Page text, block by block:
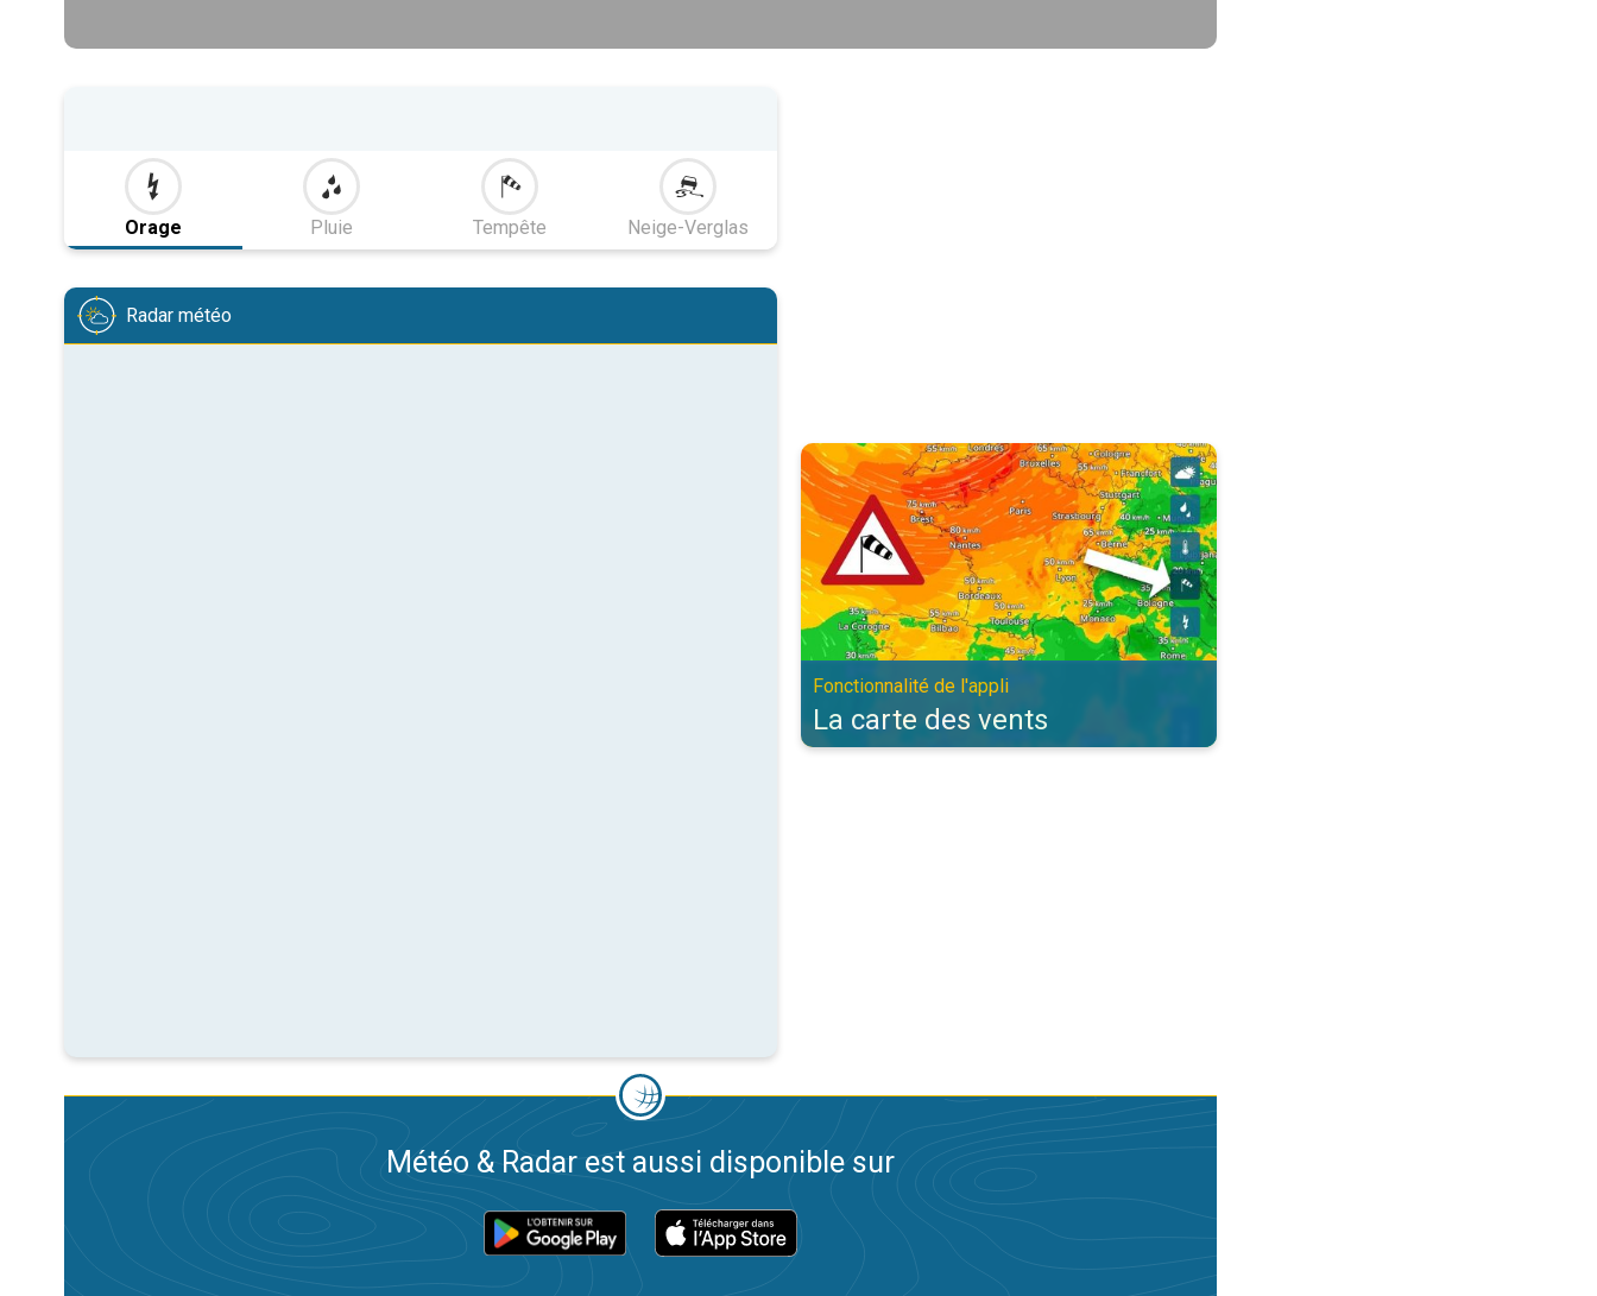
Orage Pluie Tempête Neige-Verglas
Radar météo
La carte des vents. Fonctionnalité de l'appli. . .
Fonctionnalité de l'appli
La carte des vents
Météo & Radar est aussi disponible sur